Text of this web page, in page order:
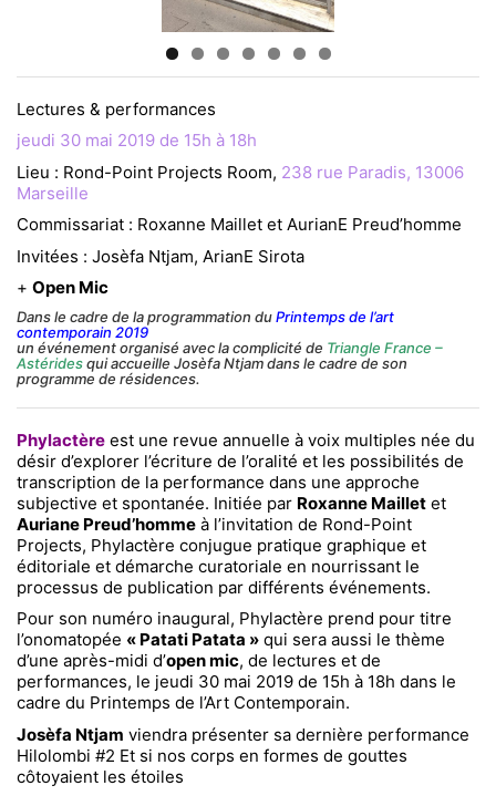
Lectures & performances
jeudi 30 mai 2019 de 15h à 18h
Lieu : Rond-Point Projects Room, 238 rue Paradis, 13006
Marseille
Commissariat : Roxanne Maillet et AurianE Preud’homme
Invitées : Josèfa Ntjam, ArianE Sirota
+ Open Mic
Dans le cadre de la programmation duPrintemps de l’art
contemporain 2019
un événement organisé avec la complicité de Triangle France –
Astéridesqui accueille Josèfa Ntjam dans le cadre de son
programme de résidences.
Phylactère est une revue annuelle à voix multiples née du
désir d’explorer l’écriture de l’oralité et les possibilités de
transcription de la performance dans une approche
subjective et spontanée. Initiée par Roxanne Maillet et
Auriane Preud’homme à l’invitation de Rond-Point
Projects, Phylactère conjugue pratique graphique et
éditoriale et démarche curatoriale en nourrissant le
processus de publication par différents événements.
Pour son numéro inaugural, Phylactère prend pour titre
l’onomatopée « Patati Patata » qui sera aussi le thème
d’une après-midi d’open mic, de lectures et de
performances, le jeudi 30 mai 2019 de 15h à 18h dans le
cadre du Printemps de l’Art Contemporain.
Josèfa Ntjam viendra présenter sa dernière performance
Hilolombi #2 Et si nos corps en formes de gouttes
côtoyaient les étoiles